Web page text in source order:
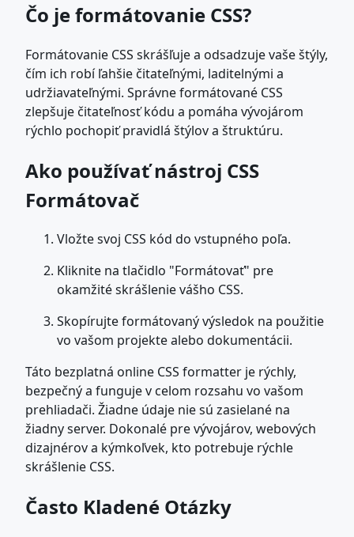
Čo je formátovanie CSS?
Formátovanie CSS skrášľuje a odsadzuje vaše štýly,
čím ich robí ľahšie čitateľnými, laditelnými a
udržiavateľnými. Správne formátované CSS
zlepšuje čitateľnosť kódu a pomáha vývojárom
rýchlo pochopiť pravidlá štýlov a štruktúru.
Ako používať nástroj CSS
Formátovač
Vložte svoj CSS kód do vstupného poľa.
Kliknite na tlačidlo "Formátovať" pre
okamžité skrášlenie vášho CSS.
Skopírujte formátovaný výsledok na použitie
vo vašom projekte alebo dokumentácii.
Táto bezplatná online CSS formatter je rýchly,
bezpečný a funguje v celom rozsahu vo vašom
prehliadači. Žiadne údaje nie sú zasielané na
žiadny server. Dokonalé pre vývojárov, webových
dizajnérov a kýmkoľvek, kto potrebuje rýchle
skrášlenie CSS.
Často Kladené Otázky